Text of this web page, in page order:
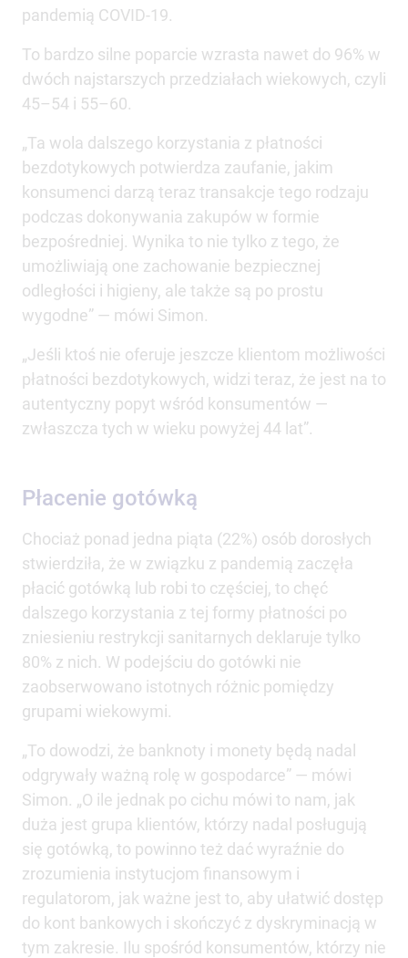
pandemią COVID-19.
To bardzo silne poparcie wzrasta nawet do 96% w
dwóch najstarszych przedziałach wiekowych, czyli
45–54 i 55–60.
„Ta wola dalszego korzystania z płatności
bezdotykowych potwierdza zaufanie, jakim
konsumenci darzą teraz transakcje tego rodzaju
podczas dokonywania zakupów w formie
bezpośredniej. Wynika to nie tylko z tego, że
umożliwiają one zachowanie bezpiecznej
odległości i higieny, ale także są po prostu
wygodne” — mówi Simon.
„Jeśli ktoś nie oferuje jeszcze klientom możliwości
płatności bezdotykowych, widzi teraz, że jest na to
autentyczny popyt wśród konsumentów —
zwłaszcza tych w wieku powyżej 44 lat”.
Płacenie gotówką
Chociaż ponad jedna piąta (22%) osób dorosłych
stwierdziła, że w związku z pandemią zaczęła
płacić gotówką lub robi to częściej, to chęć
dalszego korzystania z tej formy płatności po
zniesieniu restrykcji sanitarnych deklaruje tylko
80% z nich. W podejściu do gotówki nie
zaobserwowano istotnych różnic pomiędzy
grupami wiekowymi.
„To dowodzi, że banknoty i monety będą nadal
odgrywały ważną rolę w gospodarce” — mówi
Simon. „O ile jednak po cichu mówi to nam, jak
duża jest grupa klientów, którzy nadal posługują
się gotówką, to powinno też dać wyraźnie do
zrozumienia instytucjom finansowym i
regulatorom, jak ważne jest to, aby ułatwić dostęp
do kont bankowych i skończyć z dyskryminacją w
tym zakresie. Ilu spośród konsumentów, którzy nie